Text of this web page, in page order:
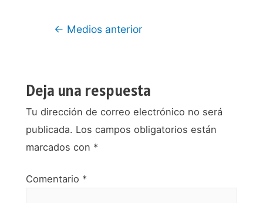
Navegación
← Medios anterior
Deja una respuesta
Tu dirección de correo electrónico no será
publicada. Los campos obligatorios están
marcados con *
Comentario *